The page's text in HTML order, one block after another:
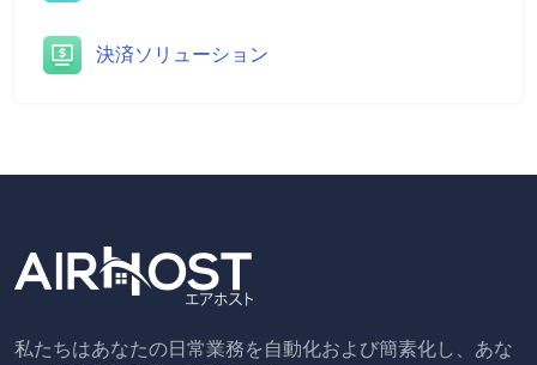
決済ソリューション
私たちはあなたの日常業務を自動化および簡素化し、あな